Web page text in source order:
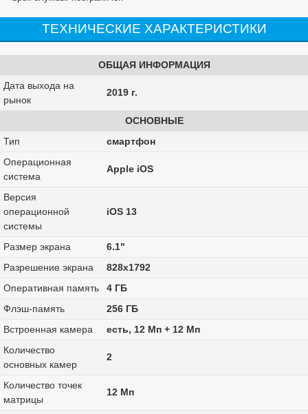
ТЕХНИЧЕСКИЕ ХАРАКТЕРИСТИКИ
ОБЩАЯ ИНФОРМАЦИЯ
Дата выхода на
рынок
2019 г.
ОСНОВНЫЕ
Тип
смартфон
Операционная
система
Apple iOS
Версия
операционной
системы
iOS 13
Размер экрана
6.1"
Разрешение экрана
828x1792
Оперативная память
4 ГБ
Флэш-память
256 ГБ
Встроенная камера
есть, 12 Мп + 12 Мп
Количество
основных камер
2
Количество точек
матрицы
12 Мп